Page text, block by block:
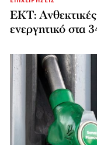
ΕΚΤ:
ενεργητικό στα